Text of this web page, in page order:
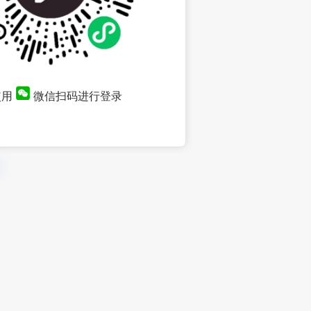
微信扫码进行登录